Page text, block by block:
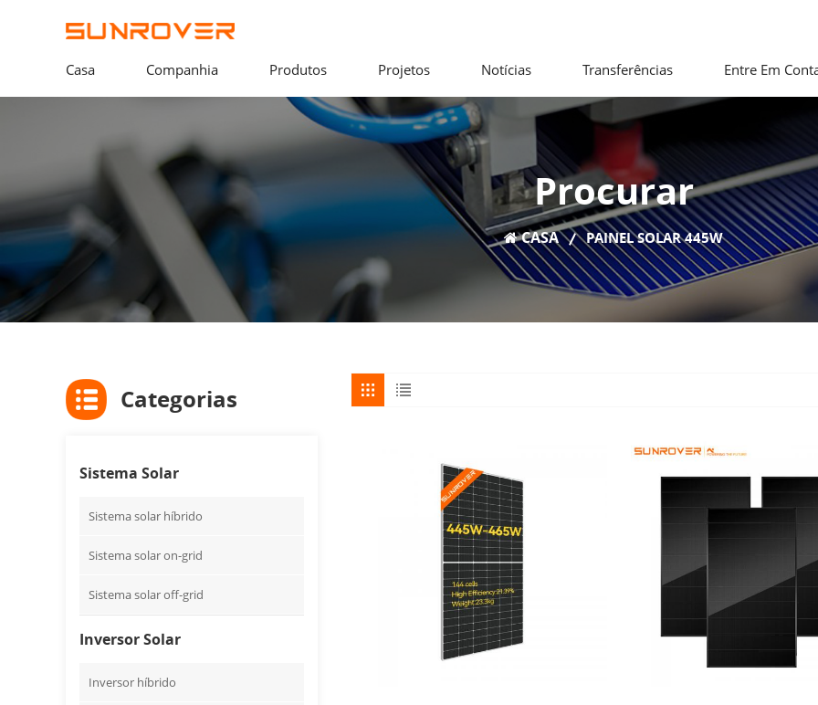
Casa Companhia Produtos Projetos Notícias Transferências Entre Em
Procurar
CASA PAINEL SOLAR 445W
Categorias
Sistema Solar
Sistema solar híbrido
Sistema solar on-grid
Sistema solar off-grid
Inversor Solar
Inversor híbrido